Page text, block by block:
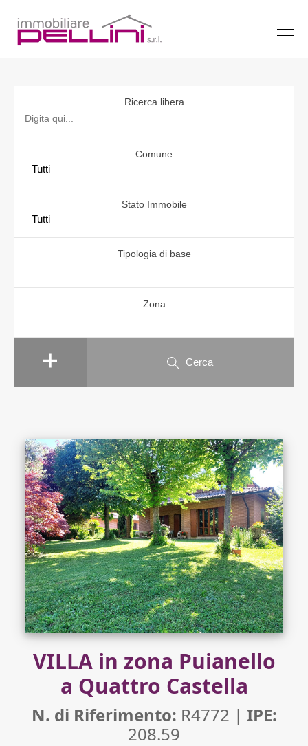
Ricerca libera
Comune
Stato Immobile
Tipologia di base
Zona
Cerca
VILLA in zona Puianello
a Quattro Castella
N. di Riferimento: R4772 | IPE:
208.59